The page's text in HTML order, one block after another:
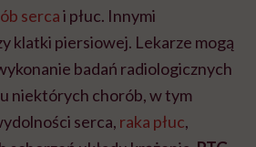
sercai płuc. Innymi
klatki piersiowej. Lekarze mogą
badań radiologicznych
niektórych chorób, w tym
serca, raka płuc,